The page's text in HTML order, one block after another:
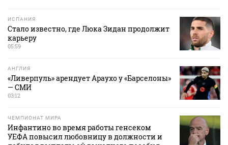
ИСПАНИЯ
Стало известно, где Люка Зидан продолжит
карьеру
05:59
АНГЛИЯ
«Ливерпуль» арендует Араухо у «Барселоны»
— СМИ
03:12
ЧЕМПИОНАТ МИРА
Инфантино во время работы генсеком
УЕФА повысил любовницу в должности и